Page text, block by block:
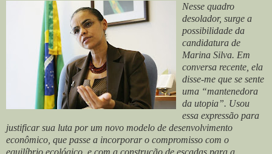
Nesse quadro
desolador, surge a
possibilidade da
candidatura de
Marina Silva. Em
conversa recente, ela
disse-me que se sente
uma “mantenedora
da utopia”. Usou
essa expressão para
justificar sua luta por um novo modelo de desenvolvimento
econômico, que passe a incorporar o compromisso com o
equilíbrio ecológico, e com a construção de escadas para a